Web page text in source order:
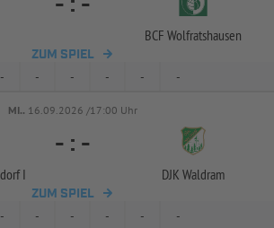
BCF Wolfratshausen
ZUM SPIEL
- - - - - -
MI.. 16.09.2026 /17:00 Uhr
I
- : -
DJK Waldram
ZUM SPIEL
- - - - - -